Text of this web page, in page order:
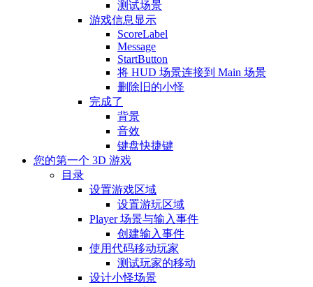
测试场景
游戏信息显示
ScoreLabel
Message
StartButton
将 HUD 场景连接到 Main 场景
删除旧的小怪
完成了
背景
音效
键盘快捷键
您的第一个 3D 游戏
目录
设置游戏区域
设置游玩区域
Player 场景与输入事件
创建输入事件
使用代码移动玩家
测试玩家的移动
设计小怪场景